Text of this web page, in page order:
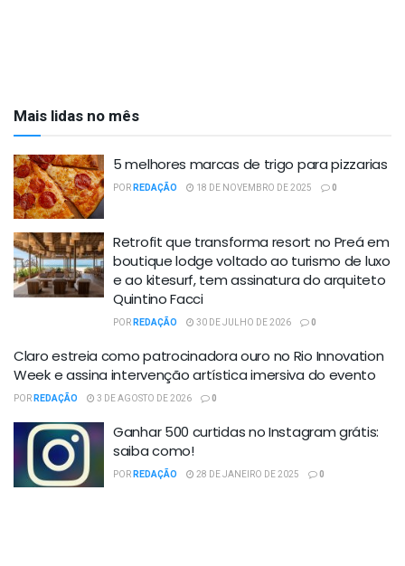
Mais lidas no mês
5 melhores marcas de trigo para pizzarias
PORREDAÇÃO 18 DE NOVEMBRO DE 2025 0
Retrofit que transforma resort no Preá em
boutique lodge voltado ao turismo de luxo
e ao kitesurf, tem assinatura do arquiteto
Quintino Facci
PORREDAÇÃO 30 DE JULHO DE 2026 0
Claro estreia como patrocinadora ouro no Rio Innovation
Week e assina intervenção artística imersiva do evento
PORREDAÇÃO 3 DE AGOSTO DE 2026 0
Ganhar 500 curtidas no Instagram grátis:
saiba como!
PORREDAÇÃO 28 DE JANEIRO DE 2025 0